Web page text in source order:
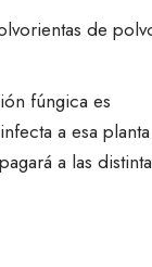
de
fúngica es
a esa
a las